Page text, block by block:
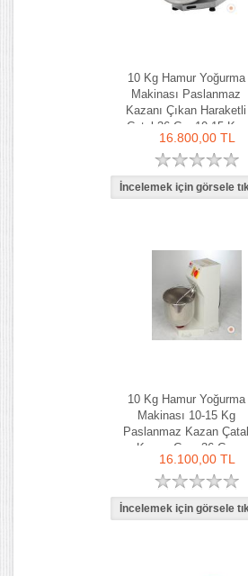
10 Kg Hamur Yoğurma
Makinası Paslanmaz
Kazanı Çıkan Haraketli
Çatal 36 Cm 10-15 Kg-
Ozay Makina
16.800,00 TL
10 Kg Hamur Yoğurma
Makinası 10-15 Kg
Paslanmaz Kazan Çatal
Kazan Çapı 36 Cm
16.100,00 TL